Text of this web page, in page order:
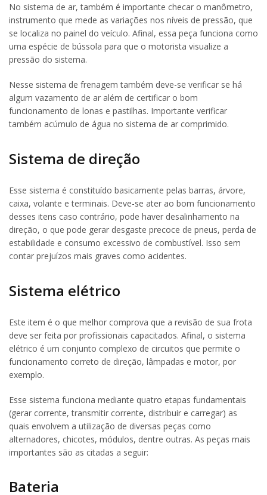
No sistema de ar, também é importante checar o manômetro,
instrumento que mede as variações nos níveis de pressão, que
se localiza no painel do veículo. Afinal, essa peça funciona como
uma espécie de bússola para que o motorista visualize a
pressão do sistema.
Nesse sistema de frenagem também deve-se verificar se há
algum vazamento de ar além de certificar o bom
funcionamento de lonas e pastilhas. Importante verificar
também acúmulo de água no sistema de ar comprimido.
Sistema de direção
Esse sistema é constituído basicamente pelas barras, árvore,
caixa, volante e terminais. Deve-se ater ao bom funcionamento
desses itens caso contrário, pode haver desalinhamento na
direção, o que pode gerar desgaste precoce de pneus, perda de
estabilidade e consumo excessivo de combustível. Isso sem
contar prejuízos mais graves como acidentes.
Sistema elétrico
Este item é o que melhor comprova que a revisão de sua frota
deve ser feita por profissionais capacitados. Afinal, o sistema
elétrico é um conjunto complexo de circuitos que permite o
funcionamento correto de direção, lâmpadas e motor, por
exemplo.
Esse sistema funciona mediante quatro etapas fundamentais
(gerar corrente, transmitir corrente, distribuir e carregar) as
quais envolvem a utilização de diversas peças como
alternadores, chicotes, módulos, dentre outras. As peças mais
importantes são as citadas a seguir:
Bateria